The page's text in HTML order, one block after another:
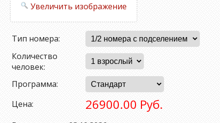
Увеличить изображение
Тип номера:
Количество
человек:
Программа:
Цена:
26900.00 Руб.